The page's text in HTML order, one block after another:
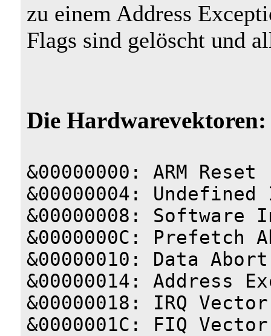
zu einem Address
Flags sind gelöscht und
Die Hardwarevektoren:
&00000000: ARM Reset
&00000004:
&00000008: Software
&0000000C: Prefetch
&00000010: Data Abort
&00000014: Address
&00000018: IRQ Vector
&0000001C: FIQ Vector